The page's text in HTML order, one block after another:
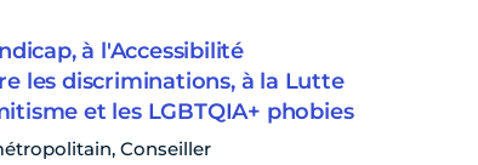
à l'Accessibilité
les discriminations, à la Lutte
et les LGBTQIA+ phobies
Conseiller